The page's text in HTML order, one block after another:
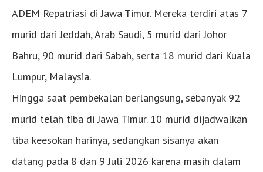
ADEM Repatriasi di Jawa Timur. Mereka terdiri atas 7
murid dari Jeddah, Arab Saudi, 5 murid dari Johor
Bahru, 90 murid dari Sabah, serta 18 murid dari Kuala
Lumpur, Malaysia.
Hingga saat pembekalan berlangsung, sebanyak 92
murid telah tiba di Jawa Timur. 10 murid dijadwalkan
tiba keesokan harinya, sedangkan sisanya akan
datang pada 8 dan 9 Juli 2026 karena masih dalam